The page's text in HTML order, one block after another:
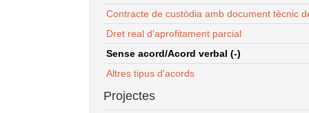
Contracte de custòdia amb document tècnic
Dret real d'aprofitament parcial
Sense acord/Acord verbal (-)
Altres tipus d'acords
Projectes